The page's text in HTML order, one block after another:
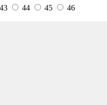
43 44 45
46